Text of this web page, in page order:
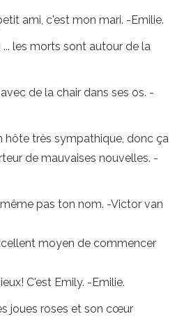
ami, c'est mon mari. -Emilie.
les morts sont autour de la
de la chair dans ses os. -
hôte très sympathique, donc ça
de mauvaises nouvelles. -
pas ton nom. -Victor van
moyen de commencer
C'est Emily. -Emilie.
joues roses et son cœur